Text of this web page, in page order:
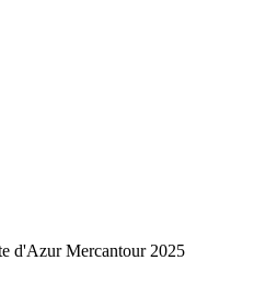
d'Azur Mercantour 2025